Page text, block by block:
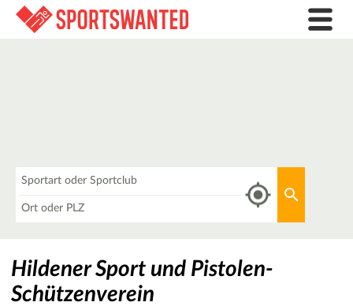
Hildener Sport und Pistolen-
Schützenverein